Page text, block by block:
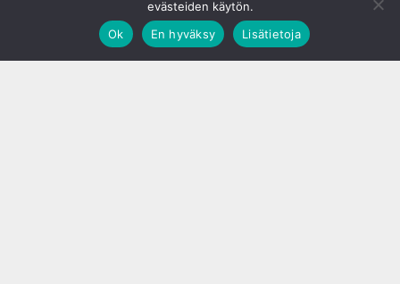
evästeiden käytön.
Ok
En hyväksy Lisätietoja